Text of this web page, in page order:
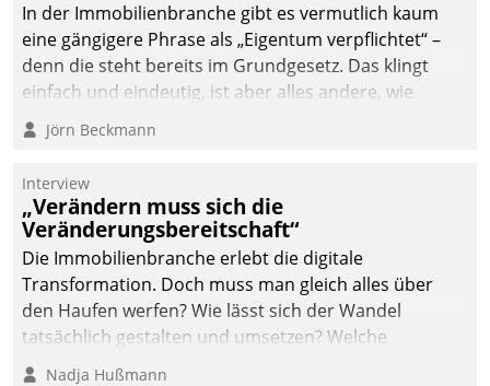
In der Immobilienbranche gibt es vermutlich kaum
eine gängigere Phrase als „Eigentum verpflichtet“ –
denn die steht bereits im Grundgesetz. Das klingt
einfach und eindeutig, ist aber alles andere, wie
Branchenbeschäftigte wissen. Denn mit der
Verantwortung folgen Verpflichtungen.
Jörn Beckmann
Interview
„Verändern muss sich die
Veränderungsbereitschaft“
Die Immobilienbranche erlebt die digitale
Transformation. Doch muss man gleich alles über
den Haufen werfen? Wie lässt sich der Wandel
tatsächlich gestalten und umsetzen? Welche
Argumente zählen wirklich?
Nadja Hußmann